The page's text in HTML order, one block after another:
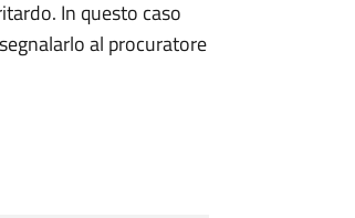
In questo caso
al procuratore